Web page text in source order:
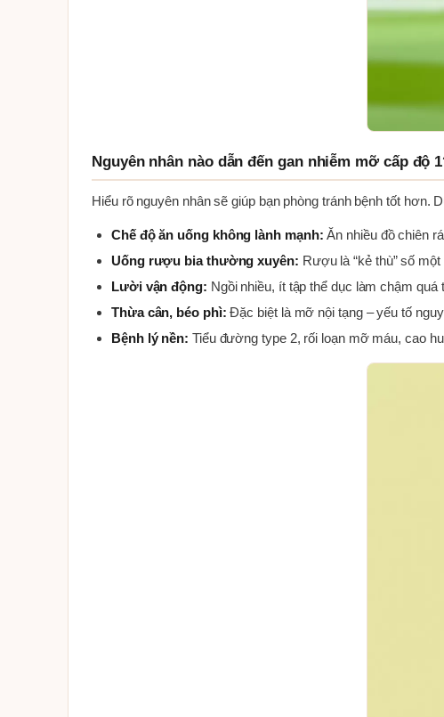
Nguyên nhân nào dẫn đến gan nhiễm mỡ cấp độ
Hiểu rõ nguyên nhân sẽ giúp bạn phòng tránh bệnh tốt hơn.
Chế độ ăn uống không lành mạnh: Ăn nhiều đồ chiên
Uống rượu bia thường xuyên: Rượu là “kẻ thù” số
Lười vận động: Ngồi nhiều, ít tập thể dục làm chậm
Thừa cân, béo phì: Đặc biệt là mỡ nội tạng – yếu tố
Bệnh lý nền: Tiểu đường type 2, rối loạn mỡ máu, cao